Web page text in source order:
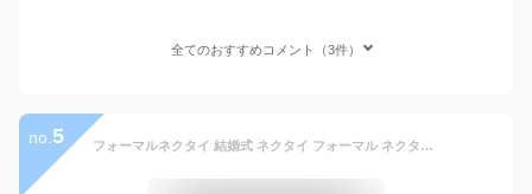
全てのおすすめコメント（3件）
no. 5 フォーマルネクタイ 結婚式 ネクタイ フォーマル ネクタイ メンズ 紳士用 冠婚葬祭 ウェディング ブライダル [ 礼服 新郎 ネクタイ 白 ホワイト シルバー ピンク ストライプ ] 【メール便送料無料】 [M便 1/5]